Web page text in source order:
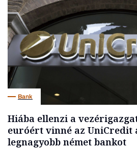
Bank
Hiába ellenzi a
euróért vinné az UniCredit
legnagyobb német bankot